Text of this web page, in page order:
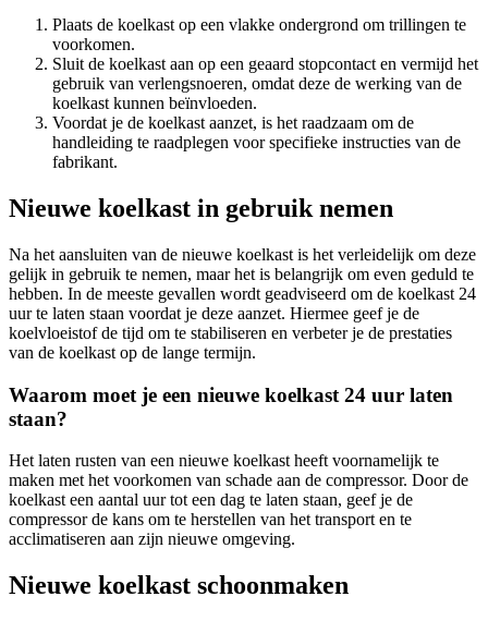
Plaats de koelkast op een vlakke ondergrond om trillingen te
voorkomen.
Sluit de koelkast aan op een geaard stopcontact en vermijd het
gebruik van verlengsnoeren, omdat deze de werking van de
koelkast kunnen beïnvloeden.
Voordat je de koelkast aanzet, is het raadzaam om de
handleiding te raadplegen voor specifieke instructies van de
fabrikant.
Nieuwe koelkast in gebruik nemen
Na het aansluiten van de nieuwe koelkast is het verleidelijk om deze
gelijk in gebruik te nemen, maar het is belangrijk om even geduld te
hebben. In de meeste gevallen wordt geadviseerd om de koelkast 24
uur te laten staan voordat je deze aanzet. Hiermee geef je de
koelvloeistof de tijd om te stabiliseren en verbeter je de prestaties
van de koelkast op de lange termijn.
Waarom moet je een nieuwe koelkast 24 uur laten
staan?
Het laten rusten van een nieuwe koelkast heeft voornamelijk te
maken met het voorkomen van schade aan de compressor. Door de
koelkast een aantal uur tot een dag te laten staan, geef je de
compressor de kans om te herstellen van het transport en te
acclimatiseren aan zijn nieuwe omgeving.
Nieuwe koelkast schoonmaken